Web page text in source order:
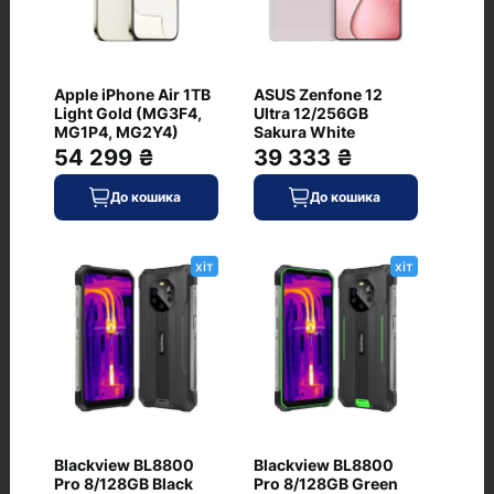
Висота, мм
Ширина, мм
71.5
Захист від пилу і вологи
+ (IP68)
золотистий
Маса, г
206
Матеріал кришки/рамки
скло/сталь
екранне введення
Apple iPhone Air 1TB
Light Gold (MG3F4,
MG1P4, MG2Y4)
54 299 ₴
До кошика
ASUS Zenfone 12
Ultra 12/256GB
Sakura White
39 333 ₴
До кошика
хіт
Blackview BL8800
Pro 8/128GB Black
хіт
Blackview BL8800
Pro 8/128GB Green